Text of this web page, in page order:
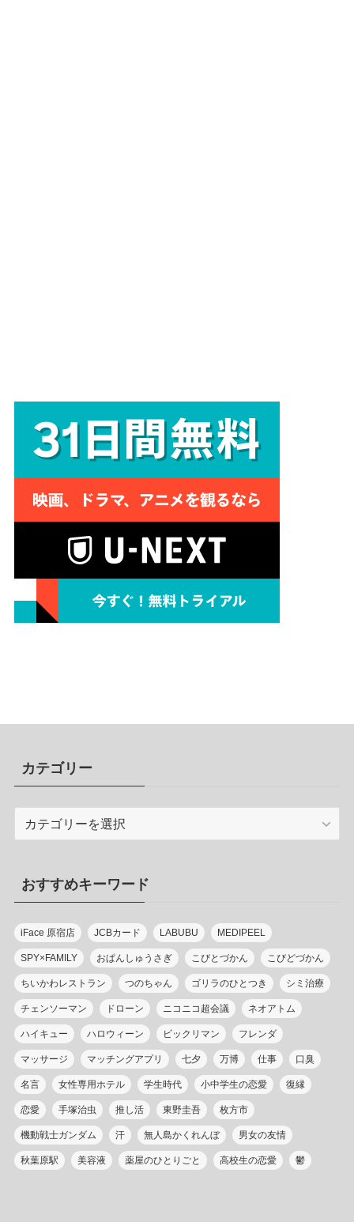
カテゴリー
リ
ー
おすすめキーワード
iFace 原宿店 JCBカード LABUBU MEDIPEEL
SPY×FAMILY おぱんしゅうさぎ こびとづかん こびどづかん
ちいかわレストラン つのちゃん ゴリラのひとつき シミ治療
チェンソーマン ドローン ニコニコ超会議 ネオアトム
ハイキュー ハロウィーン ビックリマン フレンダ
マッサージ マッチングアプリ 七夕 万博 仕事 口臭
名言 女性専用ホテル 学生時代 小中学生の恋愛 復縁
恋愛 手塚治虫 推し活 東野圭吾 枚方市
機動戦士ガンダム 汗 無人島かくれんぼ 男女の友情
秋葉原駅 美容液 薬屋のひとりごと 高校生の恋愛 鬱